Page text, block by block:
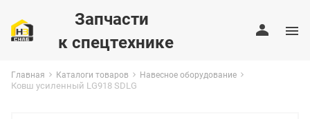
Запчасти
к спецтехнике
Главная Каталоги товаров Навесное оборудование
Ковш усиленный LG918 SDLG